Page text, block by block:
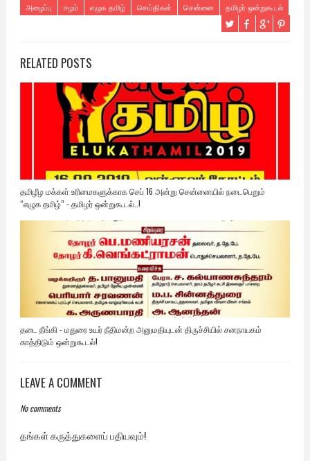
அழைப்பு ஈழம் எழுக தமிழ் செய்திகள் சென்னை தமிழர் ஒன்றுகூடல்
RELATED POSTS
தமிழீழ மக்கள் உரிமைகளுக்காக செப் 16 அன்று சென்னையில் நடைபெறும்
“எழுக தமிழ்” - தமிழர் ஒன்றுகூடல்..!
தடை நீங்கி - மதுரை உயர் நீதிமன்ற அனுமதியுடன் திருச்சியில் சனநாயகம்
காத்திடும் ஒன்றுகூடல்!
LEAVE A COMMENT
No comments
தங்கள் கருத்துகளைப் பதியவும்!